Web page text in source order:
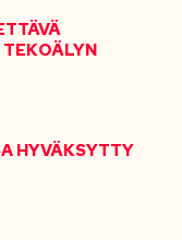
HYVÄKSYTTY